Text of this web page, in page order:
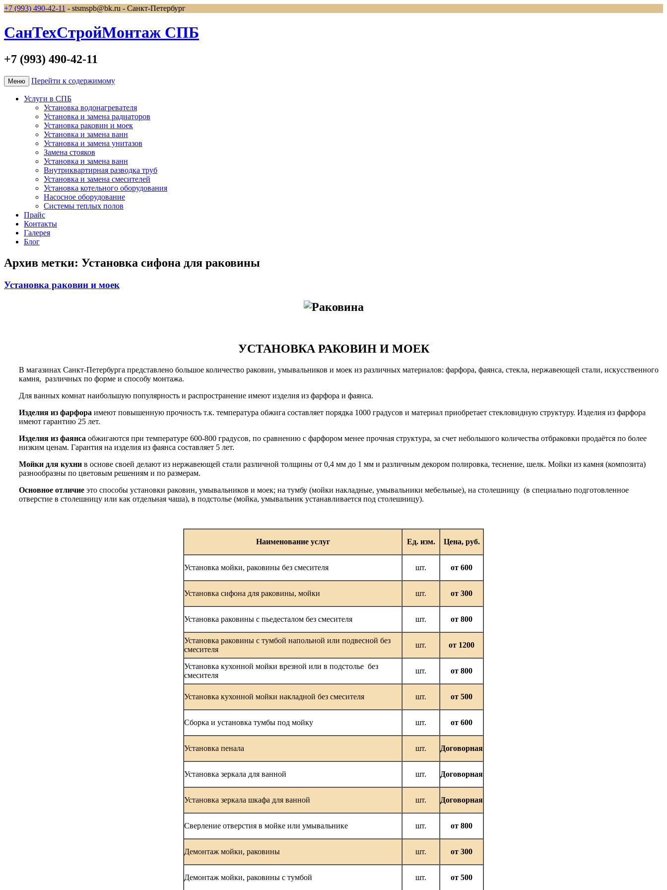
+7 (993) 490-42-11 - stsmspb@bk.ru - Санкт-Петербург
СанТехСтройМонтаж СПБ
+7 (993) 490-42-11
Меню Перейти к содержимому
Услуги в СПБ
Установка водонагревателя
Установка и замена радиаторов
Установка раковин и моек
Установка и замена ванн
Установка и замена унитазов
Замена стояков
Установка и замена ванн
Внутриквартирная разводка труб
Установка и замена смесителей
Установка котельного оборудования
Насосное оборудование
Системы теплых полов
Прайс
Контакты
Галерея
Блог
Архив метки: Установка сифона для раковины
Установка раковин и моек
УСТАНОВКА РАКОВИН И МОЕК
В магазинах Санкт-Петербурга представлено большое количество раковин, умывальников и моек из различных материалов: фарфора, фаянса, стекла, нержавеющей стали, искусственного
камня, различных по форме и способу монтажа.
Для ванных комнат наибольшую популярность и распространение имеют изделия из фарфора и фаянса.
Изделия из фарфора имеют повышенную прочность т.к. температура обжига составляет порядка 1000 градусов и материал приобретает стекловидную структуру. Изделия из фарфора
имеют гарантию 25 лет.
Изделия из фаянса обжигаются при температуре 600-800 градусов, по сравнению с фарфором менее прочная структура, за счет небольшого количества отбраковки продаётся по более
низким ценам. Гарантия на изделия из фаянса составляет 5 лет.
Мойки для кухни в основе своей делают из нержавеющей стали различной толщины от 0,4 мм до 1 мм и различным декором полировка, теснение, шелк. Мойки из камня (композита)
разнообразны по цветовым решениям и по размерам.
Основное отличие это способы установки раковин, умывальников и моек; на тумбу (мойки накладные, умывальники мебельные), на столешницу (в специально подготовленное
отверстие в столешницу или как отдельная чаша), в подстолье (мойка, умывальник устанавливается под столешницу).
Наименование услуг Ед. изм. Цена, руб.
Установка мойки, раковины без смесителя шт. от 600
Установка сифона для раковины, мойки шт. от 300
Установка раковины с пьедесталом без смесителя шт. от 800
Установка раковины с тумбой напольной или подвесной без
смесителя
шт. от 1200
Установка кухонной мойки врезной или в подстолье без
смесителя
шт. от 800
Установка кухонной мойки накладной без смесителя шт. от 500
Сборка и установка тумбы под мойку шт. от 600
Установка пенала шт. Договорная
Установка зеркала для ванной шт. Договорная
Установка зеркала шкафа для ванной шт. Договорная
Сверление отверстия в мойке или умывальнике шт. от 800
Демонтаж мойки, раковины шт. от 300
Демонтаж мойки, раковины с тумбой шт. от 500